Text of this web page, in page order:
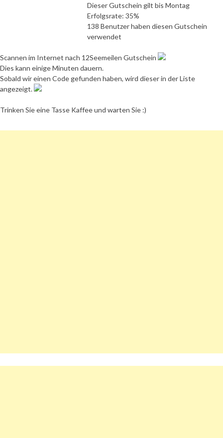
Dieser Gutschein gilt bis Montag
Erfolgsrate: 35%
138 Benutzer haben diesen Gutschein
verwendet
Scannen im Internet nach 12Seemeilen Gutschein
Dies kann einige Minuten dauern.
Sobald wir einen Code gefunden haben, wird dieser in der Liste
angezeigt.
Trinken Sie eine Tasse Kaffee und warten Sie :)